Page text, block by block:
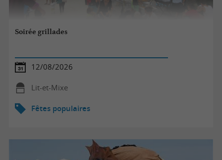
Soirée grillades
12/08/2026
Lit-et-Mixe
Fêtes populaires